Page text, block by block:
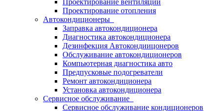
Проектирование вентиляции
Проектирование отопления
Автокондиционеры
Заправка автокондиционера
Диагностика автокондиционера
Дезинфекция Автокондиицонеров
Обслуживание автокондиционеров
Компьютерная диагностика авто
Предпусковые подогреватели
Ремонт автокондиционера
Установка автокондиционера
Сервисное обслуживание
Сервисное обслуживание кондиционеров